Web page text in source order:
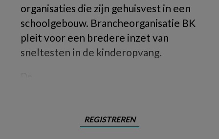
organisaties die zijn gehuisvest in een
schoolgebouw. Brancheorganisatie BK
pleit voor een bredere inzet van
sneltesten in de kinderopvang.
REGISTREREN